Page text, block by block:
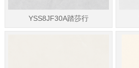
YSS8JF30A踏莎行